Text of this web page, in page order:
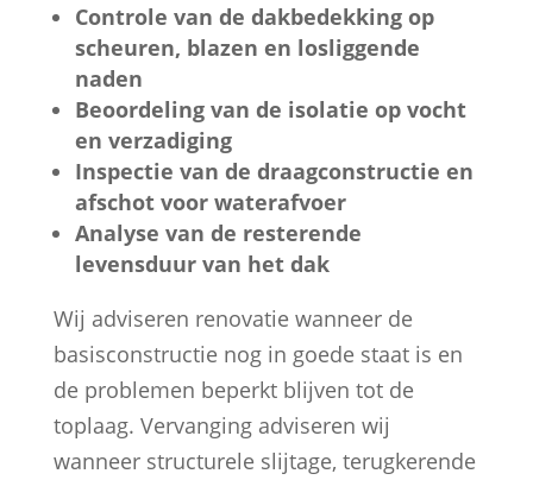
Controle van de dakbedekking op
scheuren, blazen en losliggende
naden
Beoordeling van de isolatie op vocht
en verzadiging
Inspectie van de draagconstructie en
afschot voor waterafvoer
Analyse van de resterende
levensduur van het dak
Wij adviseren renovatie wanneer de
basisconstructie nog in goede staat is en
de problemen beperkt blijven tot de
toplaag. Vervanging adviseren wij
wanneer structurele slijtage, terugkerende